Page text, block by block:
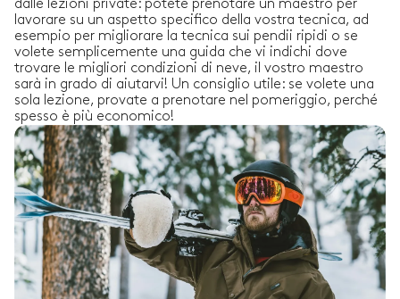
dalle lezioni private: potete prenotare un maestro per
lavorare su un aspetto specifico della vostra tecnica, ad
esempio per migliorare la tecnica sui pendii ripidi o se
volete semplicemente una guida che vi indichi dove
trovare le migliori condizioni di neve, il vostro maestro
sarà in grado di aiutarvi! Un consiglio utile: se volete una
sola lezione, provate a prenotare nel pomeriggio, perché
spesso è più economico!